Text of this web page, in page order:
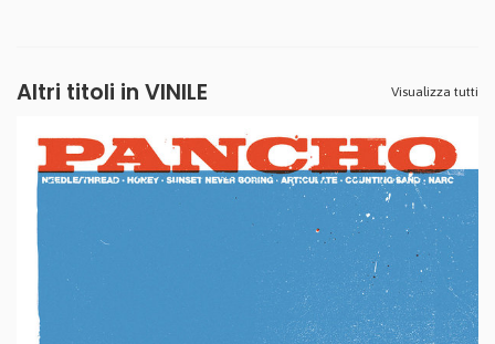
Altri titoli in VINILE Visualizza tutti